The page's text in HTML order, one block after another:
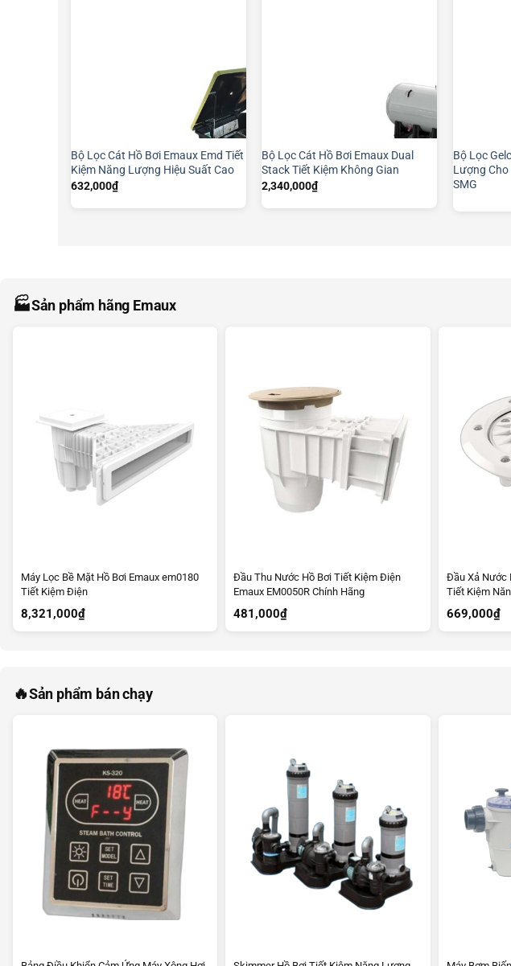
Bộ Lọc Cát Hồ Bơi Emaux Emd Tiết
Kiệm Năng Lượng Hiệu Suất Cao
632,000₫
Bộ Lọc Cát Hồ Bơi Emaux Dual
Stack Tiết Kiệm Không Gian
2,340,000₫
Bộ Lọc
Lượng Cho
SMG
🏭Sản phẩm hãng Emaux
Máy Lọc Bề Mặt Hồ Bơi Emaux em0180
Tiết Kiệm Điện
8,321,000₫
Đầu Thu Nước Hồ Bơi Tiết Kiệm Điện
Emaux EM0050R Chính Hãng
481,000₫
Đầu Xả Nước
Tiết Kiệm
669,000₫
🔥Sản phẩm bán chạy